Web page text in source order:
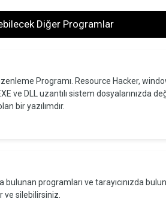
Diğer Programlar
Programı. Resource Hacker,
ve DLL uzantılı sistem dosyalarınızda
bir yazılımdır.
bulunan programları ve tarayıcınızda
ve silebilirsiniz.